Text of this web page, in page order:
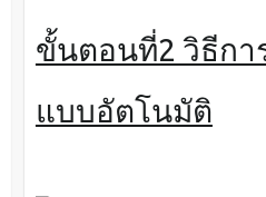
ขั้นตอนที่2 วิธีกา
แบบอัตโนมัติ